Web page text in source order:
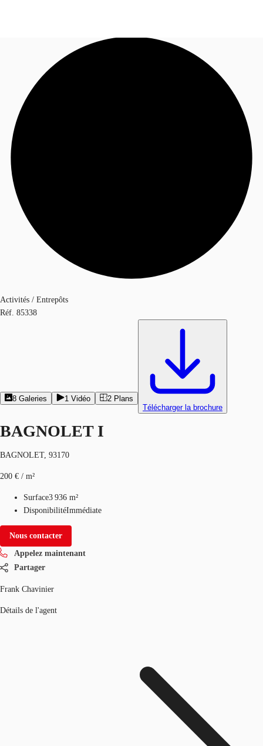
Blog
Données marchés
Appelez maintenant
Activités / Entrepôts
Réf. 85338
8 Galeries 1 Vidéo 2 Plans
Télécharger la brochure
BAGNOLET I
BAGNOLET, 93170
200 € / m²
Surface3 936 m²
DisponibilitéImmédiate
Nous contacter
Appelez maintenant
Partager
Frank Chavinier
Détails de l'agent